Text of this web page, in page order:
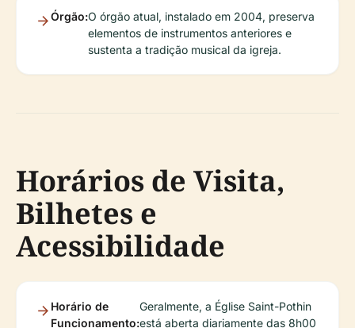
Órgão:O órgão atual, instalado em 2004, preserva
elementos de instrumentos anteriores e
sustenta a tradição musical da igreja.
Horários de Visita,
Bilhetes e
Acessibilidade
Horário de
Funcionamento:
Geralmente, a Église Saint-Pothin
está aberta diariamente das 8h00